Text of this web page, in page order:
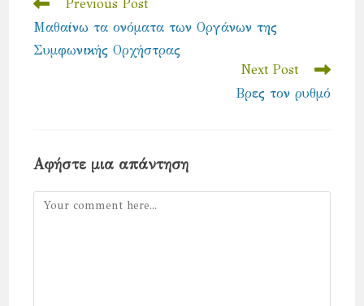
articles
Previous Post
Μαθαίνω τα ονόματα των Οργάνων της
Συμφωνικής Ορχήστρας
Next Post
Βρες τον ρυθμό
Αφήστε μια απάντηση
Comment